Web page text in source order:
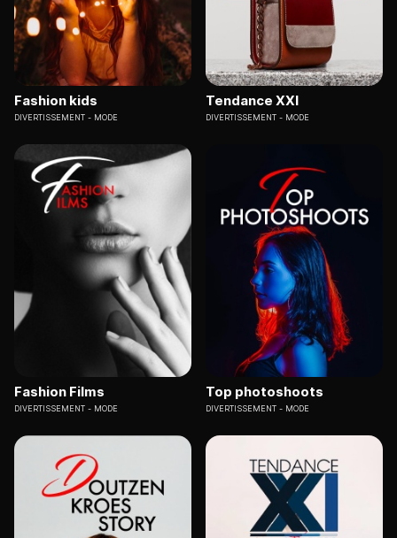
Fashion kids
DIVERTISSEMENT MODE
Tendance XXI
DIVERTISSEMENT MODE
Fashion Films
DIVERTISSEMENT MODE
Top photoshoots
DIVERTISSEMENT MODE